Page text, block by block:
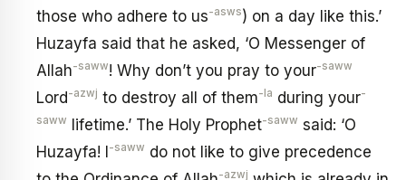
those who adhere to us-asws) on a day like this.’
Huzayfa said that he asked, ‘O Messenger of
Allah-saww! Why don’t you pray to your-saww
Lord -azwj to destroy all of them-la during your-
saww lifetime.’ The Holy Prophet-saww said: ‘O
Huzayfa! I
-saww do not like to give precedence
-azwj